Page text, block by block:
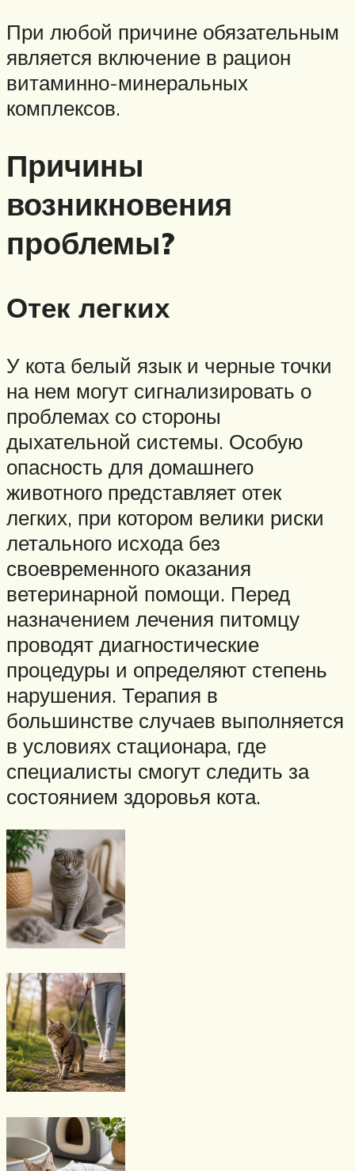
При любой причине обязательным
является включение в рацион
витаминно-минеральных
комплексов.
Причины
возникновения
проблемы?
Отек легких
У кота белый язык и черные точки
на нем могут сигнализировать о
проблемах со стороны
дыхательной системы. Особую
опасность для домашнего
животного представляет отек
легких, при котором велики риски
летального исхода без
своевременного оказания
ветеринарной помощи. Перед
назначением лечения питомцу
проводят диагностические
процедуры и определяют степень
нарушения. Терапия в
большинстве случаев выполняется
в условиях стационара, где
специалисты смогут следить за
состоянием здоровья кота.